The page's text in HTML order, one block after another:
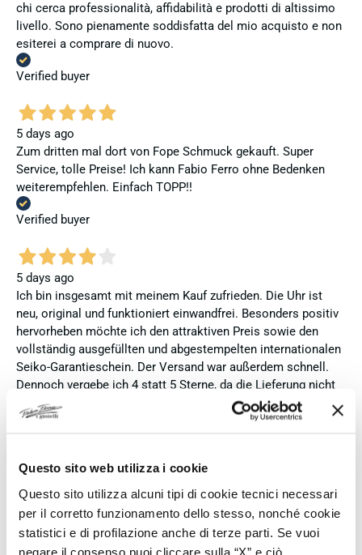
Questo sito web utilizza i cookie
Questo sito utilizza alcuni tipi di cookie tecnici necessari
per il corretto funzionamento dello stesso, nonché cookie
statistici e di profilazione anche di terze parti. Se vuoi
negare il consenso puoi cliccare sulla “X” e ciò
chi cerca professionalità, affidabilità e prodotti di altissimo
livello. Sono pienamente soddisfatta del mio acquisto e non
esiterei a comprare di nuovo.
Verified buyer
5 days ago
Zum dritten mal dort von Fope Schmuck gekauft. Super
Service, tolle Preise! Ich kann Fabio Ferro ohne Bedenken
weiterempfehlen. Einfach TOPP!!
Verified buyer
5 days ago
Ich bin insgesamt mit meinem Kauf zufrieden. Die Uhr ist
neu, original und funktioniert einwandfrei. Besonders positiv
hervorheben möchte ich den attraktiven Preis sowie den
vollständig ausgefüllten und abgestempelten internationalen
Seiko-Garantieschein. Der Versand war außerdem schnell.
Dennoch vergebe ich 4 statt 5 Sterne, da die Lieferung nicht
meinen Erwartungen an einen autorisierten Seiko-Händler
entsprach. Die Uhr kam ohne die üblichen Schutzfolien am
Präsentationen und Videos kenne (andere Box und anderes
Uhrenkissen), und auch die Seiko-Hangtags mit
Modellinformationen fehlten. Die Uhr selbst ist in neuem
Zustand und weist keine Gebrauchsspuren auf. Dennoch
hätte ich bei einer hochwertigen Uhr dieser Preisklasse